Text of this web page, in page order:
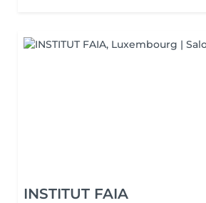
INSTITUT FAIA